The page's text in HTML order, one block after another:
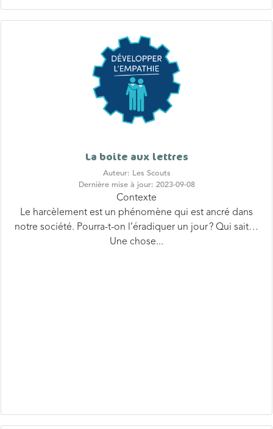
Auteur: Les Scouts
Contexte
Le harcèlement est un phénomène qui est ancré dans
notre société. Pourra-t-on l’éradiquer un jour ? Qui sait…
Une chose...